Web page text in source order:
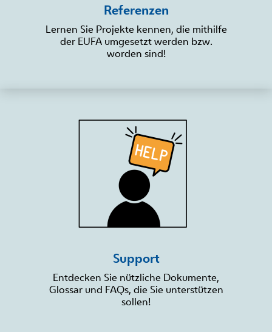
Referenzen
Lernen Sie Projekte kennen, die mithilfe
der EUFA umgesetzt werden bzw.
worden sind!
Support
Entdecken Sie nützliche Dokumente,
Glossar und FAQs, die Sie unterstützen
sollen!